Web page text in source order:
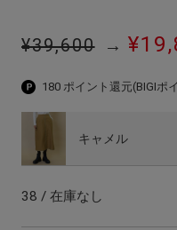
¥39,600 →
180 ポイント還元(BIGIポ
キャメル
38 / 在庫なし